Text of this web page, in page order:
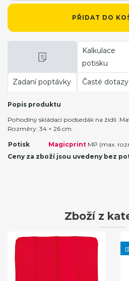
PŘIDAT DO
Kalkulace
potisku
Zadaní poptávky Časté dotazy
Popis produktu
Pohodlný skládací podsedák na židli.
Rozměry: 34 × 26 cm.
Potisk Magicprint MP (max.
Ceny za zboží jsou uvedeny bez
Zboží z